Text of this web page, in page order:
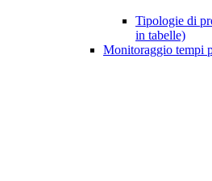
Tipologie di
in tabelle)
Monitoraggio tempi